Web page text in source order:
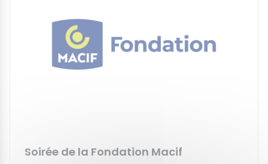
Soirée de la Fondation Macif